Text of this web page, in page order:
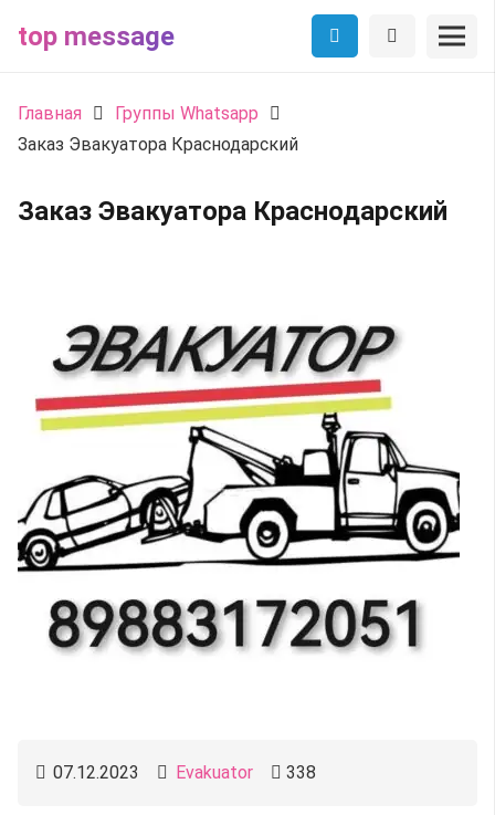
top message
Главная
Группы Whatsapp
Заказ Эвакуатора Краснодарский
Заказ Эвакуатора Краснодарский
07.12.2023 Evakuator 338